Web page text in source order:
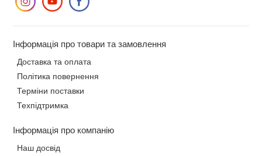
Інформація про товари та замовлення
Доставка та оплата
Політика повернення
Терміни поставки
Техпідтримка
Інформація про компанію
Наш досвід